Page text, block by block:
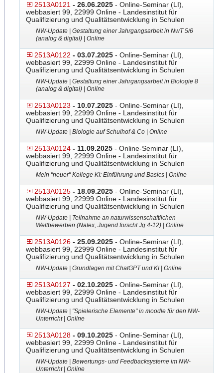
2513A0121 - 26.06.2025 - Online-Seminar (LI),
webbasiert 99, 22999 Online - Landesinstitut für
Qualifizierung und Qualitätsentwicklung in Schulen
NW-Update | Gestaltung einer Jahrgangsarbeit in NwT 5/6
(analog & digital) | Online
2513A0122 - 03.07.2025 - Online-Seminar (LI),
webbasiert 99, 22999 Online - Landesinstitut für
Qualifizierung und Qualitätsentwicklung in Schulen
NW-Update | Gestaltung einer Jahrgangsarbeit in Biologie 8
(analog & digital) | Online
2513A0123 - 10.07.2025 - Online-Seminar (LI),
webbasiert 99, 22999 Online - Landesinstitut für
Qualifizierung und Qualitätsentwicklung in Schulen
NW-Update | Biologie auf Schulhof & Co | Online
2513A0124 - 11.09.2025 - Online-Seminar (LI),
webbasiert 99, 22999 Online - Landesinstitut für
Qualifizierung und Qualitätsentwicklung in Schulen
Mein "neuer" Kollege KI: Einführung und Basics | Online
2513A0125 - 18.09.2025 - Online-Seminar (LI),
webbasiert 99, 22999 Online - Landesinstitut für
Qualifizierung und Qualitätsentwicklung in Schulen
NW-Update | Teilnahme an naturwissenschaftlichen
Wettbewerben (Natex, Jugend forscht Jg 4-12) | Online
2513A0126 - 25.09.2025 - Online-Seminar (LI),
webbasiert 99, 22999 Online - Landesinstitut für
Qualifizierung und Qualitätsentwicklung in Schulen
NW-Update | Grundlagen mit ChatGPT und KI | Online
2513A0127 - 02.10.2025 - Online-Seminar (LI),
webbasiert 99, 22999 Online - Landesinstitut für
Qualifizierung und Qualitätsentwicklung in Schulen
NW-Update | "Spielerische Elemente" in moodle für den NW-
Unterricht | Online
2513A0128 - 09.10.2025 - Online-Seminar (LI),
webbasiert 99, 22999 Online - Landesinstitut für
Qualifizierung und Qualitätsentwicklung in Schulen
NW-Update | Bewertungs- und Feedbacksysteme im NW-
Unterricht | Online